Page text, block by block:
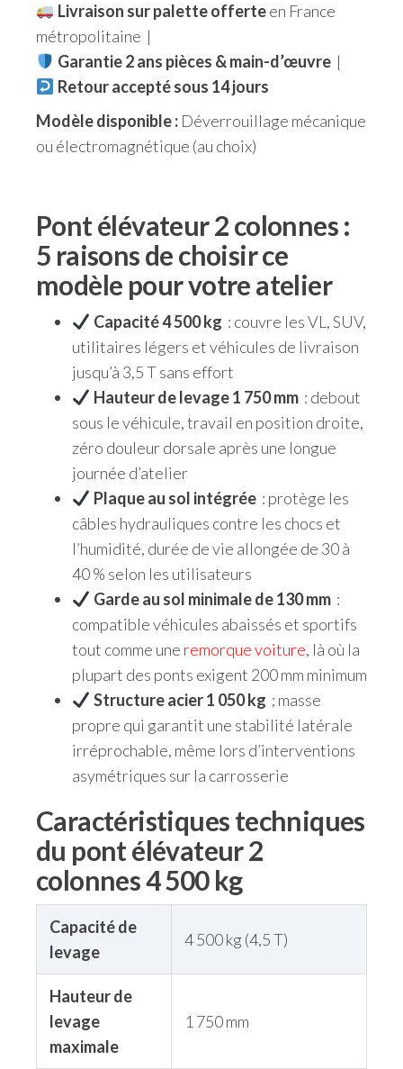
Livraison sur palette offerteen France
métropolitaine |
Garantie 2 ans pièces & main-d’œuvre|
Retour accepté sous 14 jours
Modèle disponible : Déverrouillage mécanique
ou électromagnétique (au choix)
Pont élévateur 2 colonnes :
5 raisons de choisir ce
modèle pour votre atelier
Capacité 4 500 kg : couvre les VL, SUV,
utilitaires légers et véhicules de livraison
jusqu’à 3,5 T sans effort
Hauteur de levage 1 750 mm: debout
sous le véhicule, travail en position droite,
zéro douleur dorsale après une longue
journée d’atelier
Plaque au sol intégrée: protège les
câbles hydrauliques contre les chocs et
l’humidité, durée de vie allongée de 30 à
40 % selon les utilisateurs
Garde au sol minimale de 130 mm:
compatible véhicules abaissés et sportifs
tout comme une remorque voiture, là où la
plupart des ponts exigent 200 mm minimum
Structure acier 1 050 kg ; masse
propre qui garantit une stabilité latérale
irréprochable, même lors d’interventions
asymétriques sur la carrosserie
Caractéristiques techniques
du pont élévateur 2
colonnes 4 500 kg
Capacité de
levage
4 500 kg (4,5 T)
Hauteur de
levage
maximale
1 750 mm